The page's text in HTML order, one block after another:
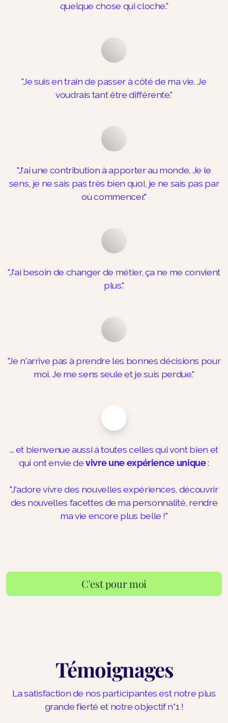
quelque chose qui cloche."
"Je suis en train de passer à côté de ma vie. Je
voudrais tant être différente."
"J'ai une contribution à apporter au monde. Je le
sens, je ne sais pas très bien quoi, je ne sais pas par
où commencer."
"J'ai besoin de changer de métier, ça ne me convient
plus."
"Je n'arrive pas à prendre les bonnes décisions pour
moi. Je me sens seule et je suis perdue."
... et bienvenue aussi à toutes celles qui vont bien et
qui ont envie devivre une expérience unique:
"J'adore vivre des nouvelles expériences, découvrir
des nouvelles facettes de ma personnalité, rendre
ma vie encore plus belle !"
C'est pour moi
Témoignages
La satisfaction de nos participantes est notre plus
grande fierté et notre objectif n°1 !